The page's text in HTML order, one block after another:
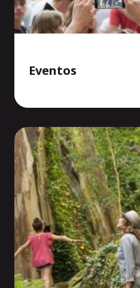
Eventos